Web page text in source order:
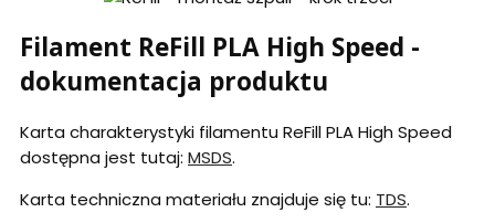
Filament ReFill PLA High Speed -
dokumentacja produktu
Karta charakterystyki filamentu ReFill PLA High Speed
dostępna jest tutaj: MSDS.
Karta techniczna materiału znajduje się tu: TDS.